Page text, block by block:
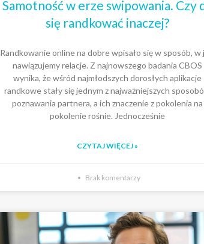
Samotność w erze swipowania. Czy
się randkować inaczej?
Randkowanie online na dobre wpisało się w sposób, w
nawiązujemy relacje. Z najnowszego badania CBOS
wynika, że wśród najmłodszych dorosłych aplikacje
randkowe stały się jednym z najważniejszych
poznawania partnera, a ich znaczenie z pokolenia na
pokolenie rośnie. Jednocześnie
CZYTAJ WIĘCEJ »
Brak komentarzy